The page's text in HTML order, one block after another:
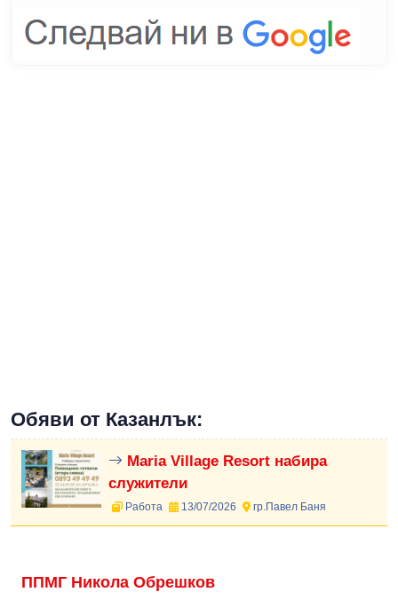
Обяви от Казанлък:
Maria Village Resort набира
служители
Работа 13/07/2026 гр.Павел Баня
ППМГ Никола Обрешков